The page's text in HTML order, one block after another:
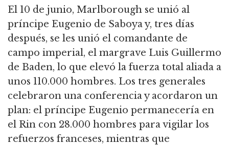
El 10 de junio, Marlborough se unió al
príncipe Eugenio de Saboya y, tres días
después, se les unió el comandante de
campo imperial, el margrave Luis Guillermo
de Baden, lo que elevó la fuerza total aliada a
unos 110.000 hombres. Los tres generales
celebraron una conferencia y acordaron un
plan: el príncipe Eugenio permanecería en
el Rin con 28.000 hombres para vigilar los
refuerzos franceses, mientras que